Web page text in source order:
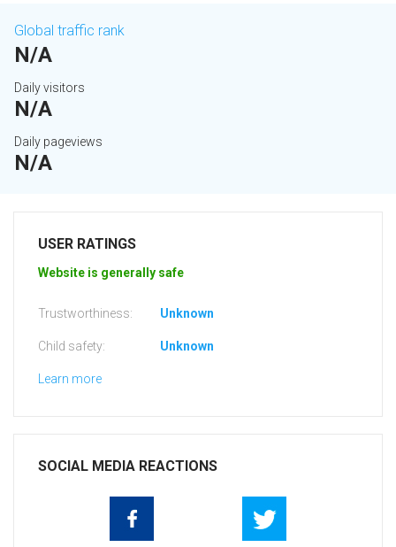
Global traffic rank
N/A
Daily visitors
N/A
Daily pageviews
N/A
USER RATINGS
Website is generally safe
Trustworthiness: Unknown
Child safety: Unknown
Learn more
SOCIAL MEDIA REACTIONS